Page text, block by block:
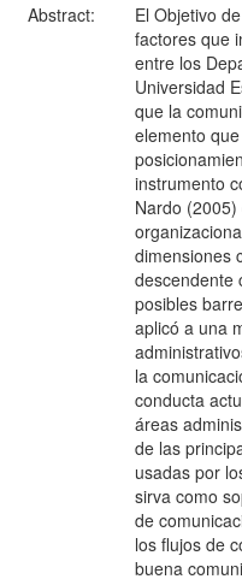
Abstract:
El Objetivo
factores que
entre los
Universidad
que la
elemento
instrumento
Nardo
dimensiones
descendente
posibles
aplicó a una
la
conducta
áreas
de las
usadas por
sirva como
de
los flujos de
buena